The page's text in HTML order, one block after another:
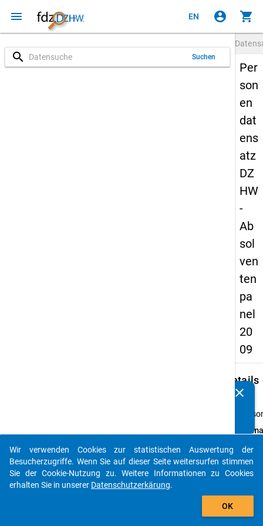
menu EN account_circle shopping_cart
search Suchen
Per
son
en
dat
ens
atz
DZ
HW
-
Ab
sol
ven
ten
pa
nel
20
09
Details
Daten
clear
auto_stories
add_shopping_cart
Wir verwenden Cookies zur statistischen Auswertung der
Besucherzugriffe. Wenn Sie auf dieser Seite weitersurfen stimmen
Sie der Cookie-Nutzung zu. Weitere Informationen zu Cookies
erhalten Sie in unserer Datenschutzerkärung.
OK